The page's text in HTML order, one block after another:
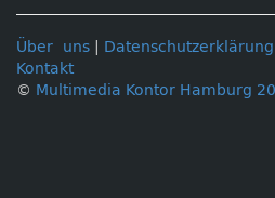
Über uns Datenschutzerklärung
Kontakt
© Multimedia Kontor Hamburg